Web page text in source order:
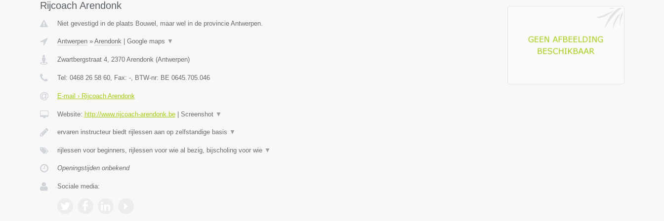
Rijcoach Arendonk
Niet gevestigd in de plaats Bouwel, maar wel in de provincie Antwerpen.
Antwerpen» Arendonk| Google maps ▼
Zwartbergstraat 4, 2370 Arendonk(Antwerpen)
Tel: 0468 26 58 60, Fax: -, BTW-nr: BE 0645.705.046
E-mail › Rijcoach Arendonk
Website: http://www.rijcoach-arendonk.be| Screenshot ▼
ervaren instructeur biedt rijlessen aan op zelfstandige basis ▼
rijlessen voor beginners, rijlessen voor wie al bezig, bijscholing voor wie ▼
Openingstijden onbekend
Sociale media: